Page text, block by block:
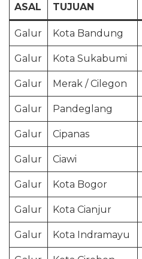
ASAL TUJUAN
Galur Kota Bandung
Galur Kota Sukabumi
Galur Merak / Cilegon
Galur Pandeglang
Galur Cipanas
Galur Ciawi
Galur Kota Bogor
Galur Kota Cianjur
Galur Kota Indramayu